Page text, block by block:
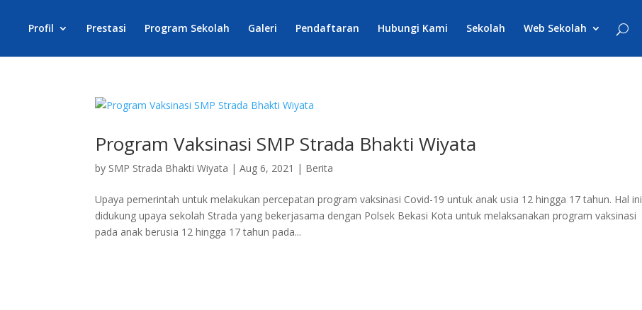
Profil Prestasi Program Sekolah Galeri Pendaftaran Hubungi Kami Sekolah Web Sekolah
Program Vaksinasi SMP Strada Bhakti Wiyata
by SMP Strada Bhakti Wiyata |Aug 6, 2021 | Berita
Upaya pemerintah untuk melakukan percepatan program vaksinasi Covid-19 untuk anak usia 12 hingga 17 tahun. Hal ini
didukung upaya sekolah Strada yang bekerjasama dengan Polsek Bekasi Kota untuk melaksanakan program vaksinasi
pada anak berusia 12 hingga 17 tahun pada...